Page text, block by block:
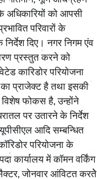
अधिकारियों को आपसी
परिवारों के
दिए। नगर निगम एंव
प्रस्तुत करने को
कारिडोर परियोजना
प्राजेक्ट है तथा इसकी
विशेष फोकस है, उन्होंने
पर उतारने के निर्देश
आदि सम्बन्धित
परियोजना के
कार्यालय में कॉमन वर्किंग
जोनवार आंविटत करतेे